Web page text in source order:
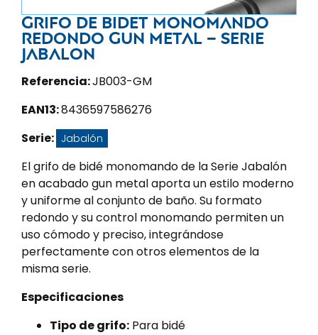
Grifo de bidet monomando
redondo Gun metal – Serie
Jabalon
Referencia:JB003-GM
EAN13:8436597586276
Serie: Jabalón
El grifo de bidé monomando de la Serie Jabalón
en acabado gun metal aporta un estilo moderno
y uniforme al conjunto de baño. Su formato
redondo y su control monomando permiten un
uso cómodo y preciso, integrándose
perfectamente con otros elementos de la
misma serie.
Especificaciones
Tipo de grifo: Para bidé